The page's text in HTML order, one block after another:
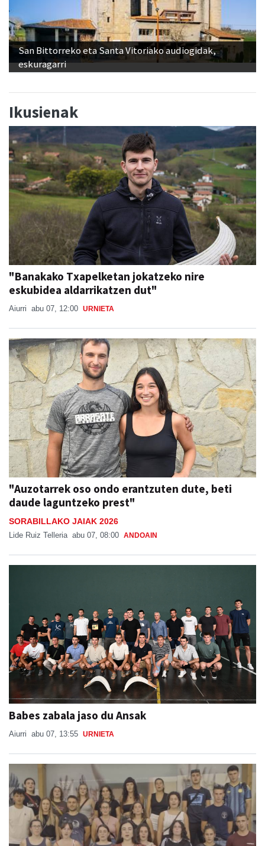
San Bittorreko eta Santa Vitoriako audiogidak,
eskuragarri
Ikusienak
"Banakako Txapelketan jokatzeko nire
eskubidea aldarrikatzen dut"
Aiurri abu 07, 12:00 URNIETA
"Auzotarrek oso ondo erantzuten dute, beti
daude laguntzeko prest"
SORABILLAKO JAIAK 2026
Lide Ruiz Telleria abu 07, 08:00 ANDOAIN
Babes zabala jaso du Ansak
Aiurri abu 07, 13:55 URNIETA